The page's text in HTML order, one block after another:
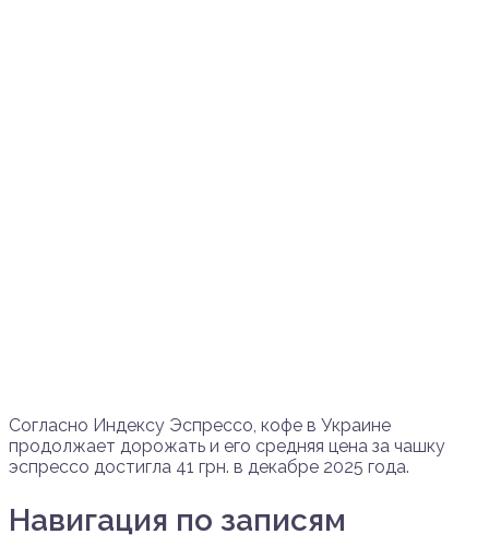
Согласно Индексу Эспрессо, кофе в Украине
продолжает дорожать и его средняя цена за чашку
эспрессо достигла 41 грн. в декабре 2025 года.
Навигация по записям